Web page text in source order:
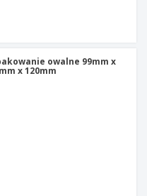
owalne 99mm x
x 120mm